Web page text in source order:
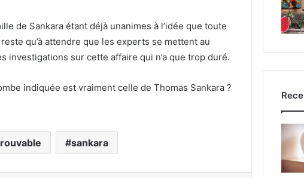
de Sankara étant déjà unanimes à l’idée que toute
qu’à attendre que les experts se mettent au
investigations sur cette affaire qui n’a que trop duré.
indiquée est vraiment celle de Thomas Sankara ?
sankara